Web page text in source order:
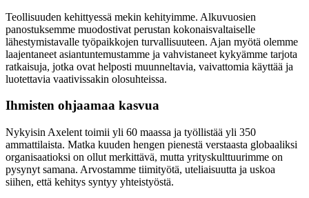
Teollisuuden kehittyessä mekin kehityimme. Alkuvuosien
panostuksemme muodostivat perustan kokonaisvaltaiselle
lähestymistavalle työpaikkojen turvallisuuteen. Ajan myötä olemme
laajentaneet asiantuntemustamme ja vahvistaneet kykyämme tarjota
ratkaisuja, jotka ovat helposti muunneltavia, vaivattomia käyttää ja
luotettavia vaativissakin olosuhteissa.
Ihmisten ohjaamaa kasvua
Nykyisin Axelent toimii yli 60 maassa ja työllistää yli 350
ammattilaista. Matka kuuden hengen pienestä verstaasta globaaliksi
organisaatioksi on ollut merkittävä, mutta yrityskulttuurimme on
pysynyt samana. Arvostamme tiimityötä, uteliaisuutta ja uskoa
siihen, että kehitys syntyy yhteistyöstä.